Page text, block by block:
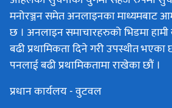
मनोरञ्जन समेत अनलाइनका माध्यमबाट
छ । अनलाइन समाचारहरुको भिडमा
बढी प्रथामिकता दिने गरी उपस्थीत
पनलाई बढी प्रथामिकतामा राखेका छौं ।
प्रधान कार्यलय - वुटवल